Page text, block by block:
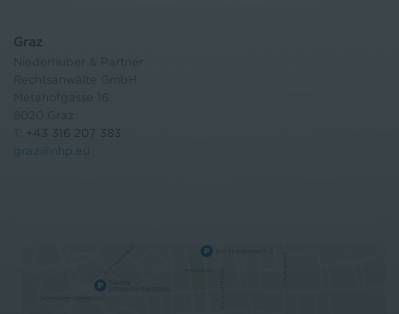
Graz
+43 316 207 383
graz@nhp.eu